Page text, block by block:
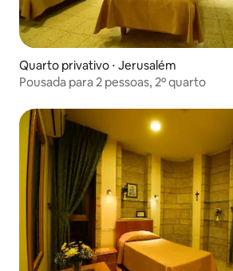
Quarto privativo ⋅ Jerusalém
Pousada para 2 pessoas, 2º quarto